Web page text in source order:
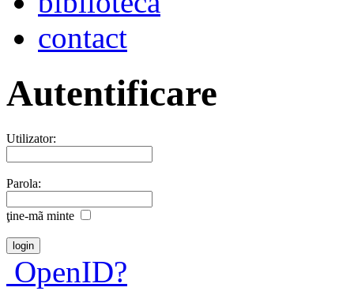
contact
Autentificare
Utilizator:
Parola:
ţine-mã minte
OpenID?